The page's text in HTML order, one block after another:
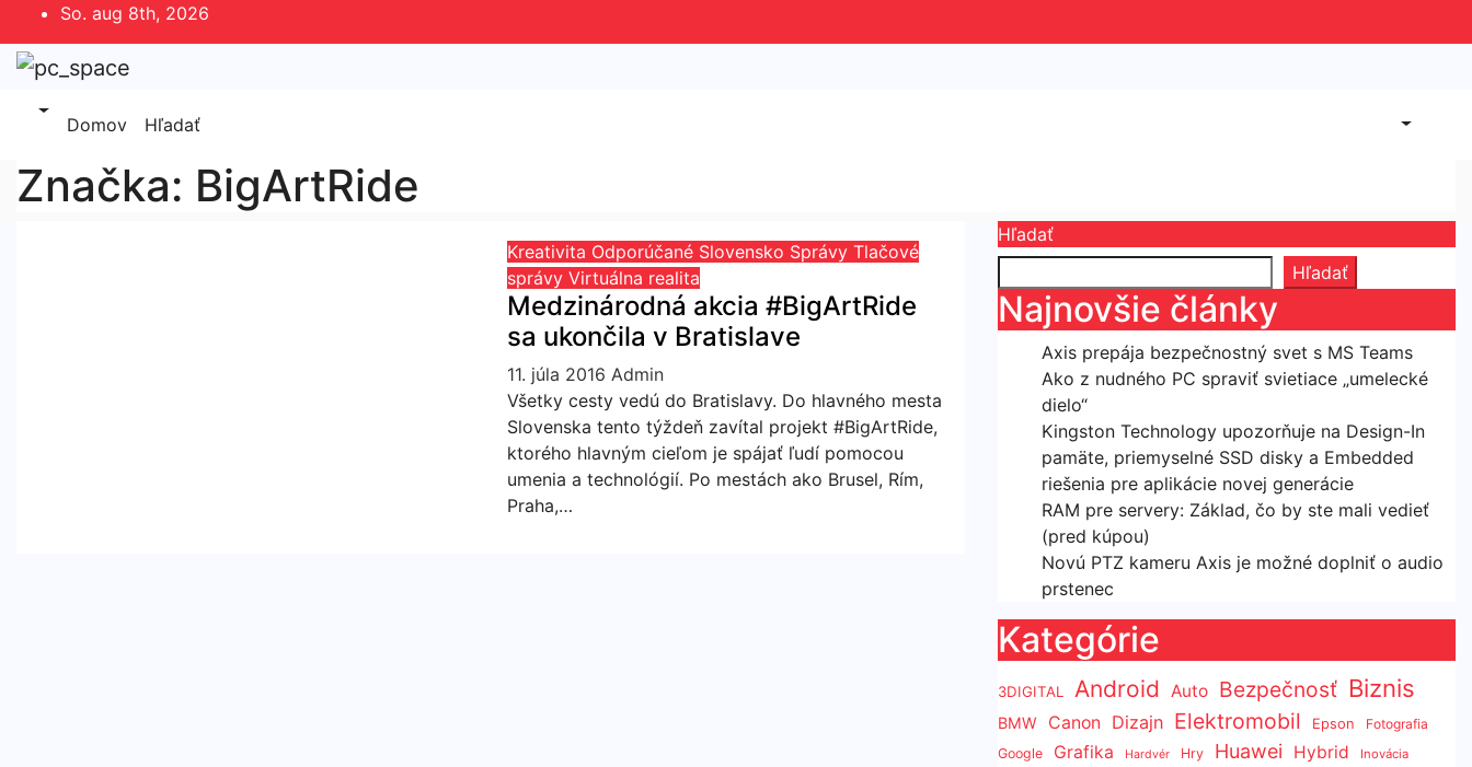
to
content
So. aug 8th, 2026
Domov Hľadať
Značka: BigArtRide
Kreativita Odporúčané Slovensko Správy Tlačové
správy Virtuálna realita
Medzinárodná akcia #BigArtRide
sa ukončila v Bratislave
11. júla 2016 Admin
Všetky cesty vedú do Bratislavy. Do hlavného mesta
Slovenska tento týždeň zavítal projekt #BigArtRide,
ktorého hlavným cieľom je spájať ľudí pomocou
umenia a technológií. Po mestách ako Brusel, Rím,
Praha,…
Hľadať
Hľadať
Najnovšie články
Axis prepája bezpečnostný svet s MS Teams
Ako z nudného PC spraviť svietiace „umelecké
dielo“
Kingston Technology upozorňuje na Design-In
pamäte, priemyselné SSD disky a Embedded
riešenia pre aplikácie novej generácie
RAM pre servery: Základ, čo by ste mali vedieť
(pred kúpou)
Novú PTZ kameru Axis je možné doplniť o audio
prstenec
Kategórie
3DIGITAL Android Auto Bezpečnosť Biznis
BMW Canon Dizajn Elektromobil Epson
Fotografia
Google
Grafika Hardvér Hry Huawei Hybrid Inovácia